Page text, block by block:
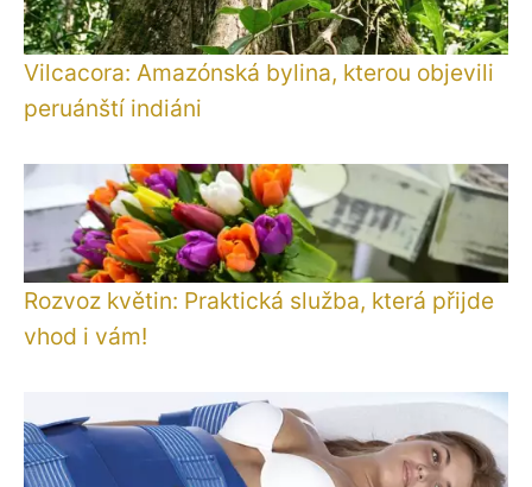
Vilcacora: Amazónská bylina, kterou objevili
peruánští indiáni
Rozvoz květin: Praktická služba, která přijde
vhod i vám!